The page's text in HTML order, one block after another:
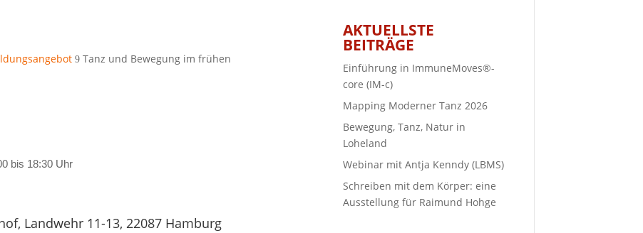
9 Tanz und Bewegung im frühen
bis 18:30 Uhr
Landwehr 11-13, 22087 Hamburg
AKTUELLSTE
BEITRÄGE
Einführung in ImmuneMoves®-
core (IM-c)
Mapping Moderner Tanz 2026
Bewegung, Tanz, Natur in
Loheland
Webinar mit Antja Kenndy (LBMS)
Schreiben mit dem Körper: eine
Ausstellung für Raimund Hohge